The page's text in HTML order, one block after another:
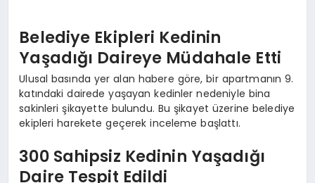
Belediye Ekipleri Kedinin
Yaşadığı Daireye Müdahale Etti
Ulusal basında yer alan habere göre, bir apartmanın 9.
katındaki dairede yaşayan kedinler nedeniyle bina
sakinleri şikayette bulundu. Bu şikayet üzerine belediye
ekipleri harekete geçerek inceleme başlattı.
300 Sahipsiz Kedinin Yaşadığı
Daire Tespit Edildi